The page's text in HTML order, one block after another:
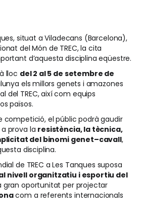
situat a Viladecans (Barcelona),
del Món de TREC, la cita
d’aquesta disciplina eqüestre.
lloc del 2 al 5 de setembre de
els millors genets i amazones
del TREC, així com equips
països.
competició, el públic podrà gaudir
prova la resistència, la tècnica,
del binomi genet–cavall,
disciplina.
de TREC a Les Tanques suposa
nivell organitzatiu i esportiu del
gran oportunitat per projectar
com a referents internacionals